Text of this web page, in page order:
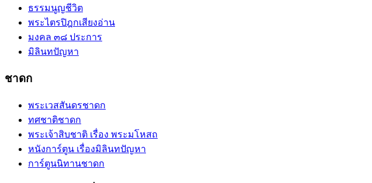
ธรรมนูญชีวิต
พระไตรปิฎกเสียงอ่าน
มงคล ๓๘ ประการ
มิลินทปัญหา
ชาดก
พระเวสสันดรชาดก
ทศชาติชาดก
พระเจ้าสิบชาติ เรื่อง พระมโหสถ
หนังการ์ตูน เรื่องมิลินทปัญหา
การ์ตูนนิทานชาดก